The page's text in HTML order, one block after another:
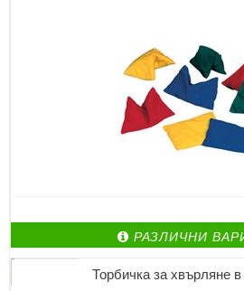
РАЗЛИЧНИ
Торбичка за хвърляне в